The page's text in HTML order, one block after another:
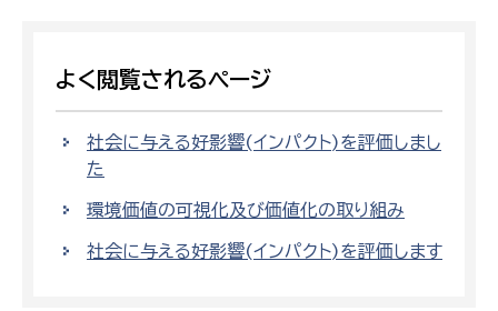
よく閲覧されるページ
社会に与える好影響(インパクト)を評価しまし
た
環境価値の可視化及び価値化の取り組み
社会に与える好影響(インパクト)を評価します